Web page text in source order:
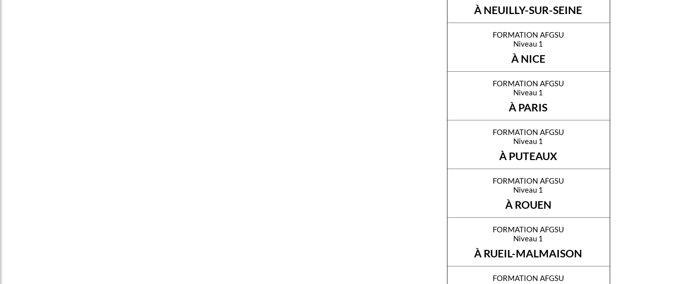
À NEUILLY-SUR-SEINE
formation afgsu
Niveau 1
À NICE
formation afgsu
Niveau 1
À PARIS
formation afgsu
Niveau 1
À PUTEAUX
formation afgsu
Niveau 1
À ROUEN
formation afgsu
Niveau 1
À RUEIL-MALMAISON
formation afgsu